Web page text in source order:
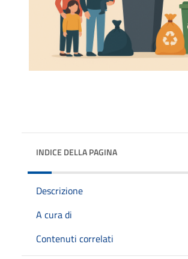
INDICE DELLA PAGINA
Descrizione
A cura di
Contenuti correlati